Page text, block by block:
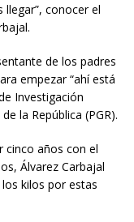
conocer el
de los padres
empezar “ahí está
Investigación
la República (PGR).
cinco años con el
Álvarez Carbajal
kilos por estas